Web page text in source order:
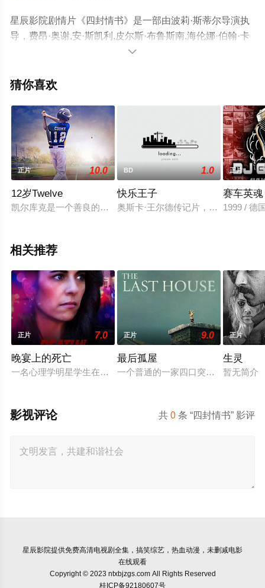
星辰影院剧情片《四封情书》是一部由波莉·斯蒂尔导演执
导，费昂·奥谢,安·斯凯利,皮尔斯·布鲁斯南,海伦娜·伯翰·卡
特,加布里埃尔·伯恩等演员精彩演绎的英国 / 爱尔兰电影，
完整版电影大全就上星辰影视，更多相关信息可移步至豆

猜你喜欢
正片 10.0
12岁Twelve
凯尔库克是一个善良的小男孩和一个有天赋的棒球运动员。当
BD 1.0
快乐王子
奥斯卡·王尔德传记片，鲁伯特·艾弗
正片
赛车英
1999 / 德
相关推荐
正片 7.0
晚宴上的死亡
一名心理学明星学生在一次教师派对上死亡后，安德莉亚·吉布
正片 9.0
最后孤屋
一个普通的一家四口突遭诡异变故，
正片
生灵
暂无简介
共0 条 “四封情书” 影评
影视评论
星辰影院提供免费高清电视剧全集，搞笑综艺，热血动漫，未删减电影
在线观看
Copyright © 2023 ntxbjzgs.com All Rights Reserved
桂ICP备92180607号